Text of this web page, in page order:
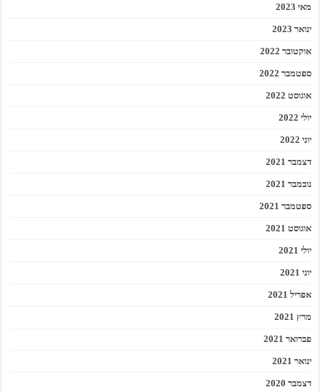
מאי 2023
ינואר 2023
אוקטובר 2022
ספטמבר 2022
אוגוסט 2022
יולי 2022
יוני 2022
דצמבר 2021
נובמבר 2021
ספטמבר 2021
אוגוסט 2021
יולי 2021
יוני 2021
אפריל 2021
מרץ 2021
פברואר 2021
ינואר 2021
דצמבר 2020